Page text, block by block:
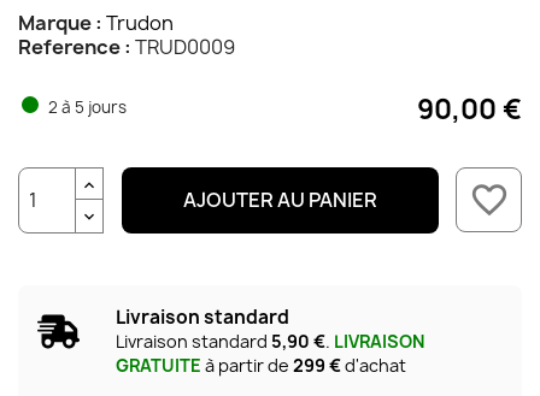
Marque : Trudon
Reference : TRUD0009
2 à 5 jours 90,00 €
AJOUTER AU PANIER favorite_border
Livraison standard
Livraison standard 5,90 €. LIVRAISON
GRATUITE à partir de 299 €d'achat